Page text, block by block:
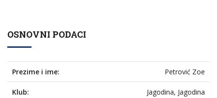
OSNOVNI PODACI
Prezime i ime: Petrović Zoe
Klub: Jagodina, Jagodina